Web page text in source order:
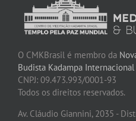
O CMKBrasil é membro da
Budista Kadampa Internacional
CNPJ: 09.473.993/0001-93
Todos os direitos reservados.
Av. Cláudio Giannini, 2035 -